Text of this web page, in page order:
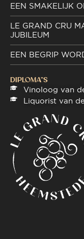
EEN SMAKELIJK
LE GRAND CRU
JUBILEUM
EEN BEGRIP
DIPLOMA"S
Vinoloog van
Liquorist van